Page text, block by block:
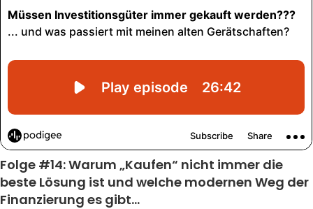
Folge #14: Warum „Kaufen“ nicht immer die
beste Lösung ist und welche modernen Weg der
Finanzierung es gibt…